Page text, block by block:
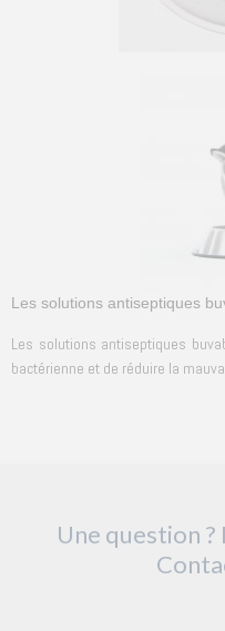
Les solutions antiseptiques
Les solutions antiseptiques
bactérienne et de réduire la
Une question ?